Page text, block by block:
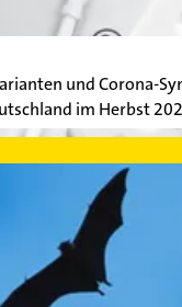
und Corona-
im Herbst
Übertragungswege,